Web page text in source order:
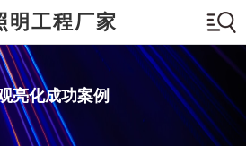
明工程厂家
亮化成功案例